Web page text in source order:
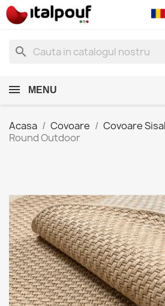
search
MENU
Acasa Covoare Covoare Sisal
Round Outdoor